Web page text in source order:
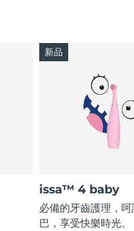
issa™ 4 baby
必備的牙齒護理，
巴，享受快樂時光。
新品